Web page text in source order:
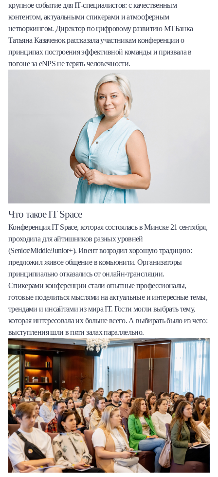
Онлайн-обменник
Премиальный сервис Prime Line
Мобильный банк MOBY
Потребительский кредит
Продукты для Бизнеса
крупное событие для IT-специалистов: с качественным
контентом, актуальными спикерами и атмосферным
нетворкингом. Директор по цифровому развитию МТБанка
Татьяна Казаченок рассказала участникам конференции о
принципах построения эффективной команды и призвала в
погоне за eNPS не терять человечности.
Что такое IT Space
Конференция IT Space, которая состоялась в Минске 21 сентября,
проходила для айтишников разных уровней
(Senior/Middle/Junior+). Ивент возродил хорошую традицию:
предложил живое общение в комьюнити. Организаторы
принципиально отказались от онлайн-трансляции.
Спикерами конференции стали опытные профессионалы,
готовые поделиться мыслями на актуальные и интересные темы,
трендами и инсайтами из мира IT. Гости могли выбрать тему,
которая интересовала их больше всего. А выбирать было из чего:
выступления шли в пяти залах параллельно.